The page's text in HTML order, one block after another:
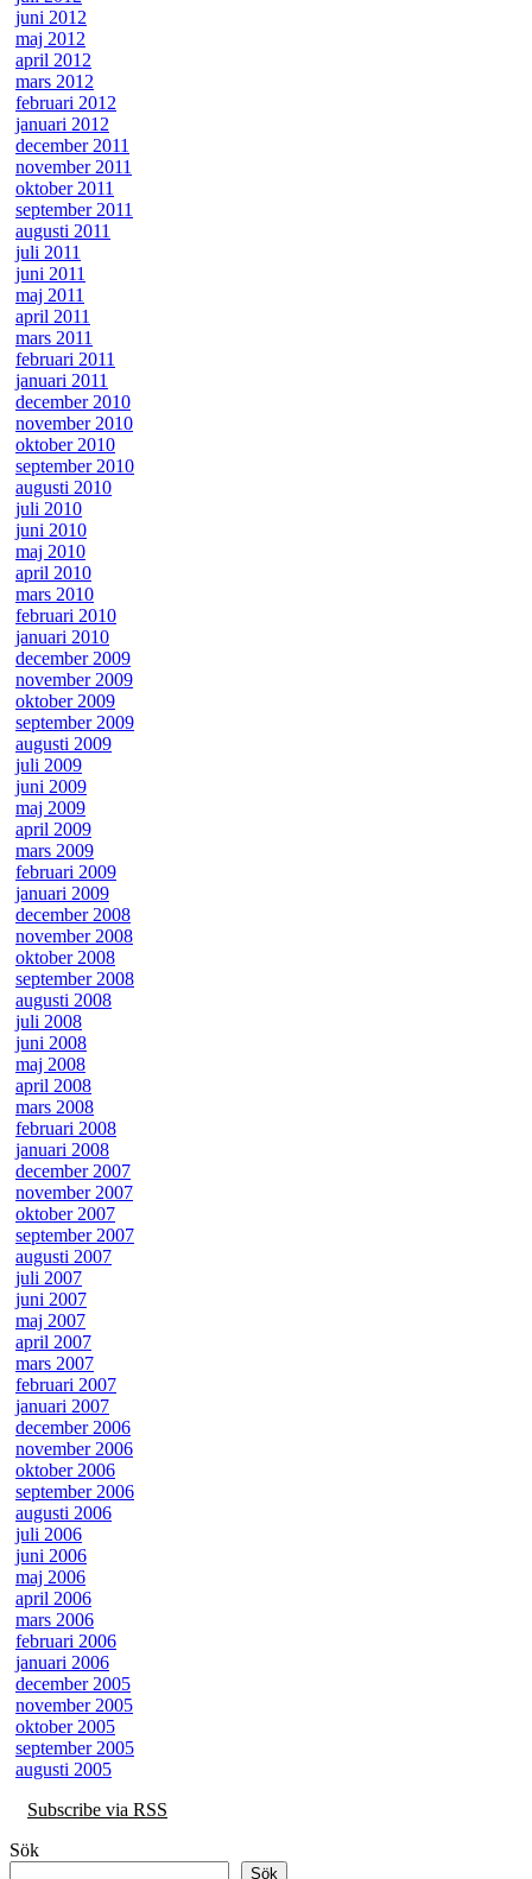
juni 2012
maj 2012
april 2012
mars 2012
februari 2012
januari 2012
december 2011
november 2011
oktober 2011
september 2011
augusti 2011
juli 2011
juni 2011
maj 2011
april 2011
mars 2011
februari 2011
januari 2011
december 2010
november 2010
oktober 2010
september 2010
augusti 2010
juli 2010
juni 2010
maj 2010
april 2010
mars 2010
februari 2010
januari 2010
december 2009
november 2009
oktober 2009
september 2009
augusti 2009
juli 2009
juni 2009
maj 2009
april 2009
mars 2009
februari 2009
januari 2009
december 2008
november 2008
oktober 2008
september 2008
augusti 2008
juli 2008
juni 2008
maj 2008
april 2008
mars 2008
februari 2008
januari 2008
december 2007
november 2007
oktober 2007
september 2007
augusti 2007
juli 2007
juni 2007
maj 2007
april 2007
mars 2007
februari 2007
januari 2007
december 2006
november 2006
oktober 2006
september 2006
augusti 2006
juli 2006
juni 2006
maj 2006
april 2006
mars 2006
februari 2006
januari 2006
december 2005
november 2005
oktober 2005
september 2005
augusti 2005
Subscribe via RSS
Sök
Sök